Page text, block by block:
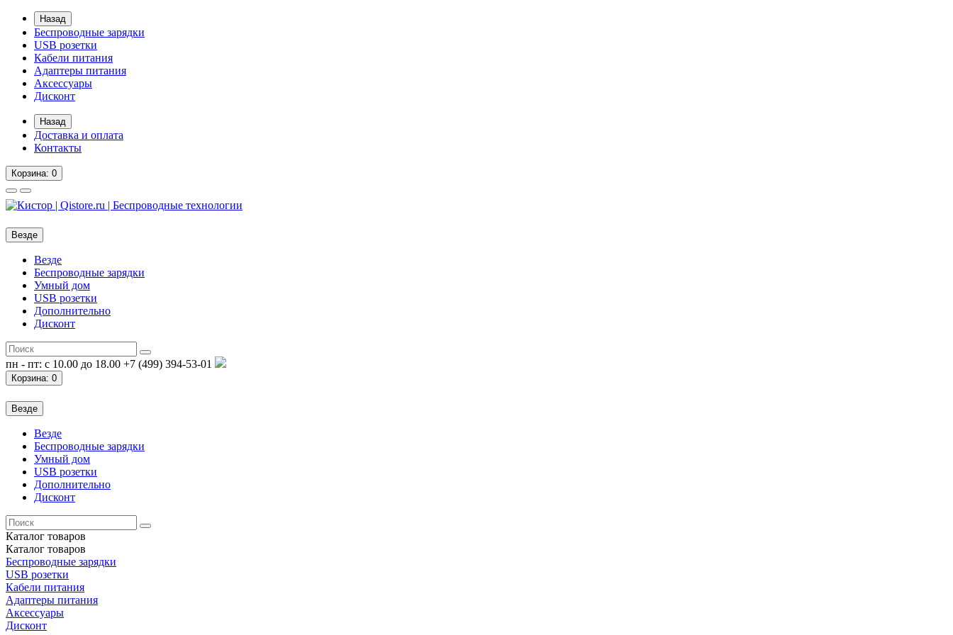
Назад
Беспроводные зарядки
USB розетки
Кабели питания
Адаптеры питания
Аксессуары
Дисконт
Назад
Доставка и оплата
Контакты
Корзина: 0
Везде
Везде
Беспроводные зарядки
Умный дом
USB розетки
Дополнительно
Дисконт
пн - пт: с 10.00 до 18.00 +7 (499) 394-53-01
Корзина: 0
Везде
Везде
Беспроводные зарядки
Умный дом
USB розетки
Дополнительно
Дисконт
Каталог товаров
Каталог товаров
Беспроводные зарядки
USB розетки
Кабели питания
Адаптеры питания
Аксессуары
Дисконт